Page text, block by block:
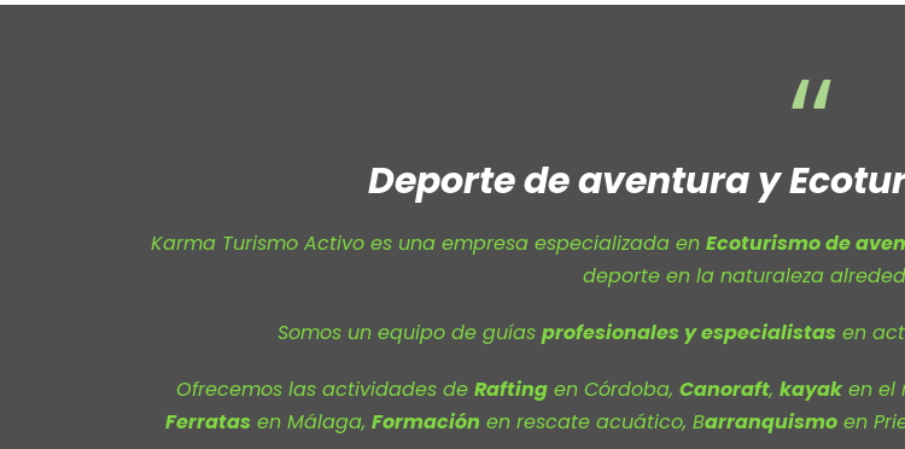
“
Deporte de aventura y
Karma Turismo Activo es una empresa especializada en Ecoturismo de
deporte en la naturaleza
Somos un equipo de guías profesionales y especialistas en
Ofrecemos las actividades de Raftingen Córdoba, Canoraft, kayaken el
Ferratas en Málaga, Formación en rescate acuático, Barranquismoen